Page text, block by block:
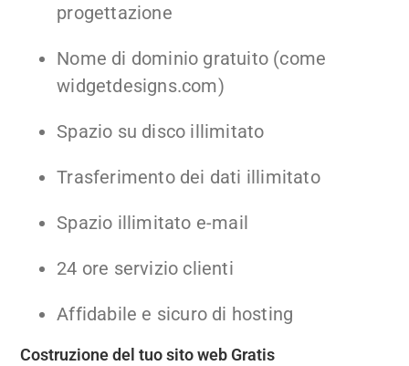
progettazione
Nome di dominio gratuito (come
widgetdesigns.com)
Spazio su disco illimitato
Trasferimento dei dati illimitato
Spazio illimitato e-mail
24 ore servizio clienti
Affidabile e sicuro di hosting
Costruzione del tuo sito web Gratis